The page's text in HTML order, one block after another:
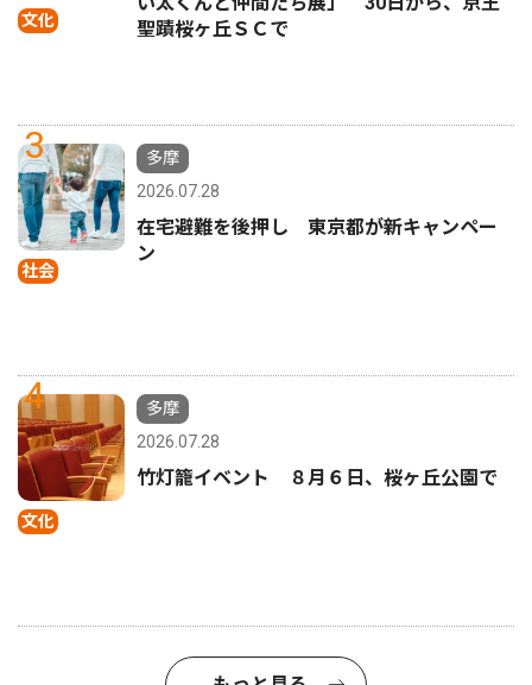
文化
聖蹟桜ヶ丘ＳＣで
3
社会
多摩
2026.07.28
在宅避難を後押し 東京都が新キャンペー
ン
4
文化
多摩
2026.07.28
竹灯籠イベント ８月６日、桜ヶ丘公園で